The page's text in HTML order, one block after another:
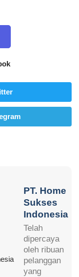
PT. Home
Sukses
Indonesia
Telah
dipercaya
oleh ribuan
pelanggan
yang